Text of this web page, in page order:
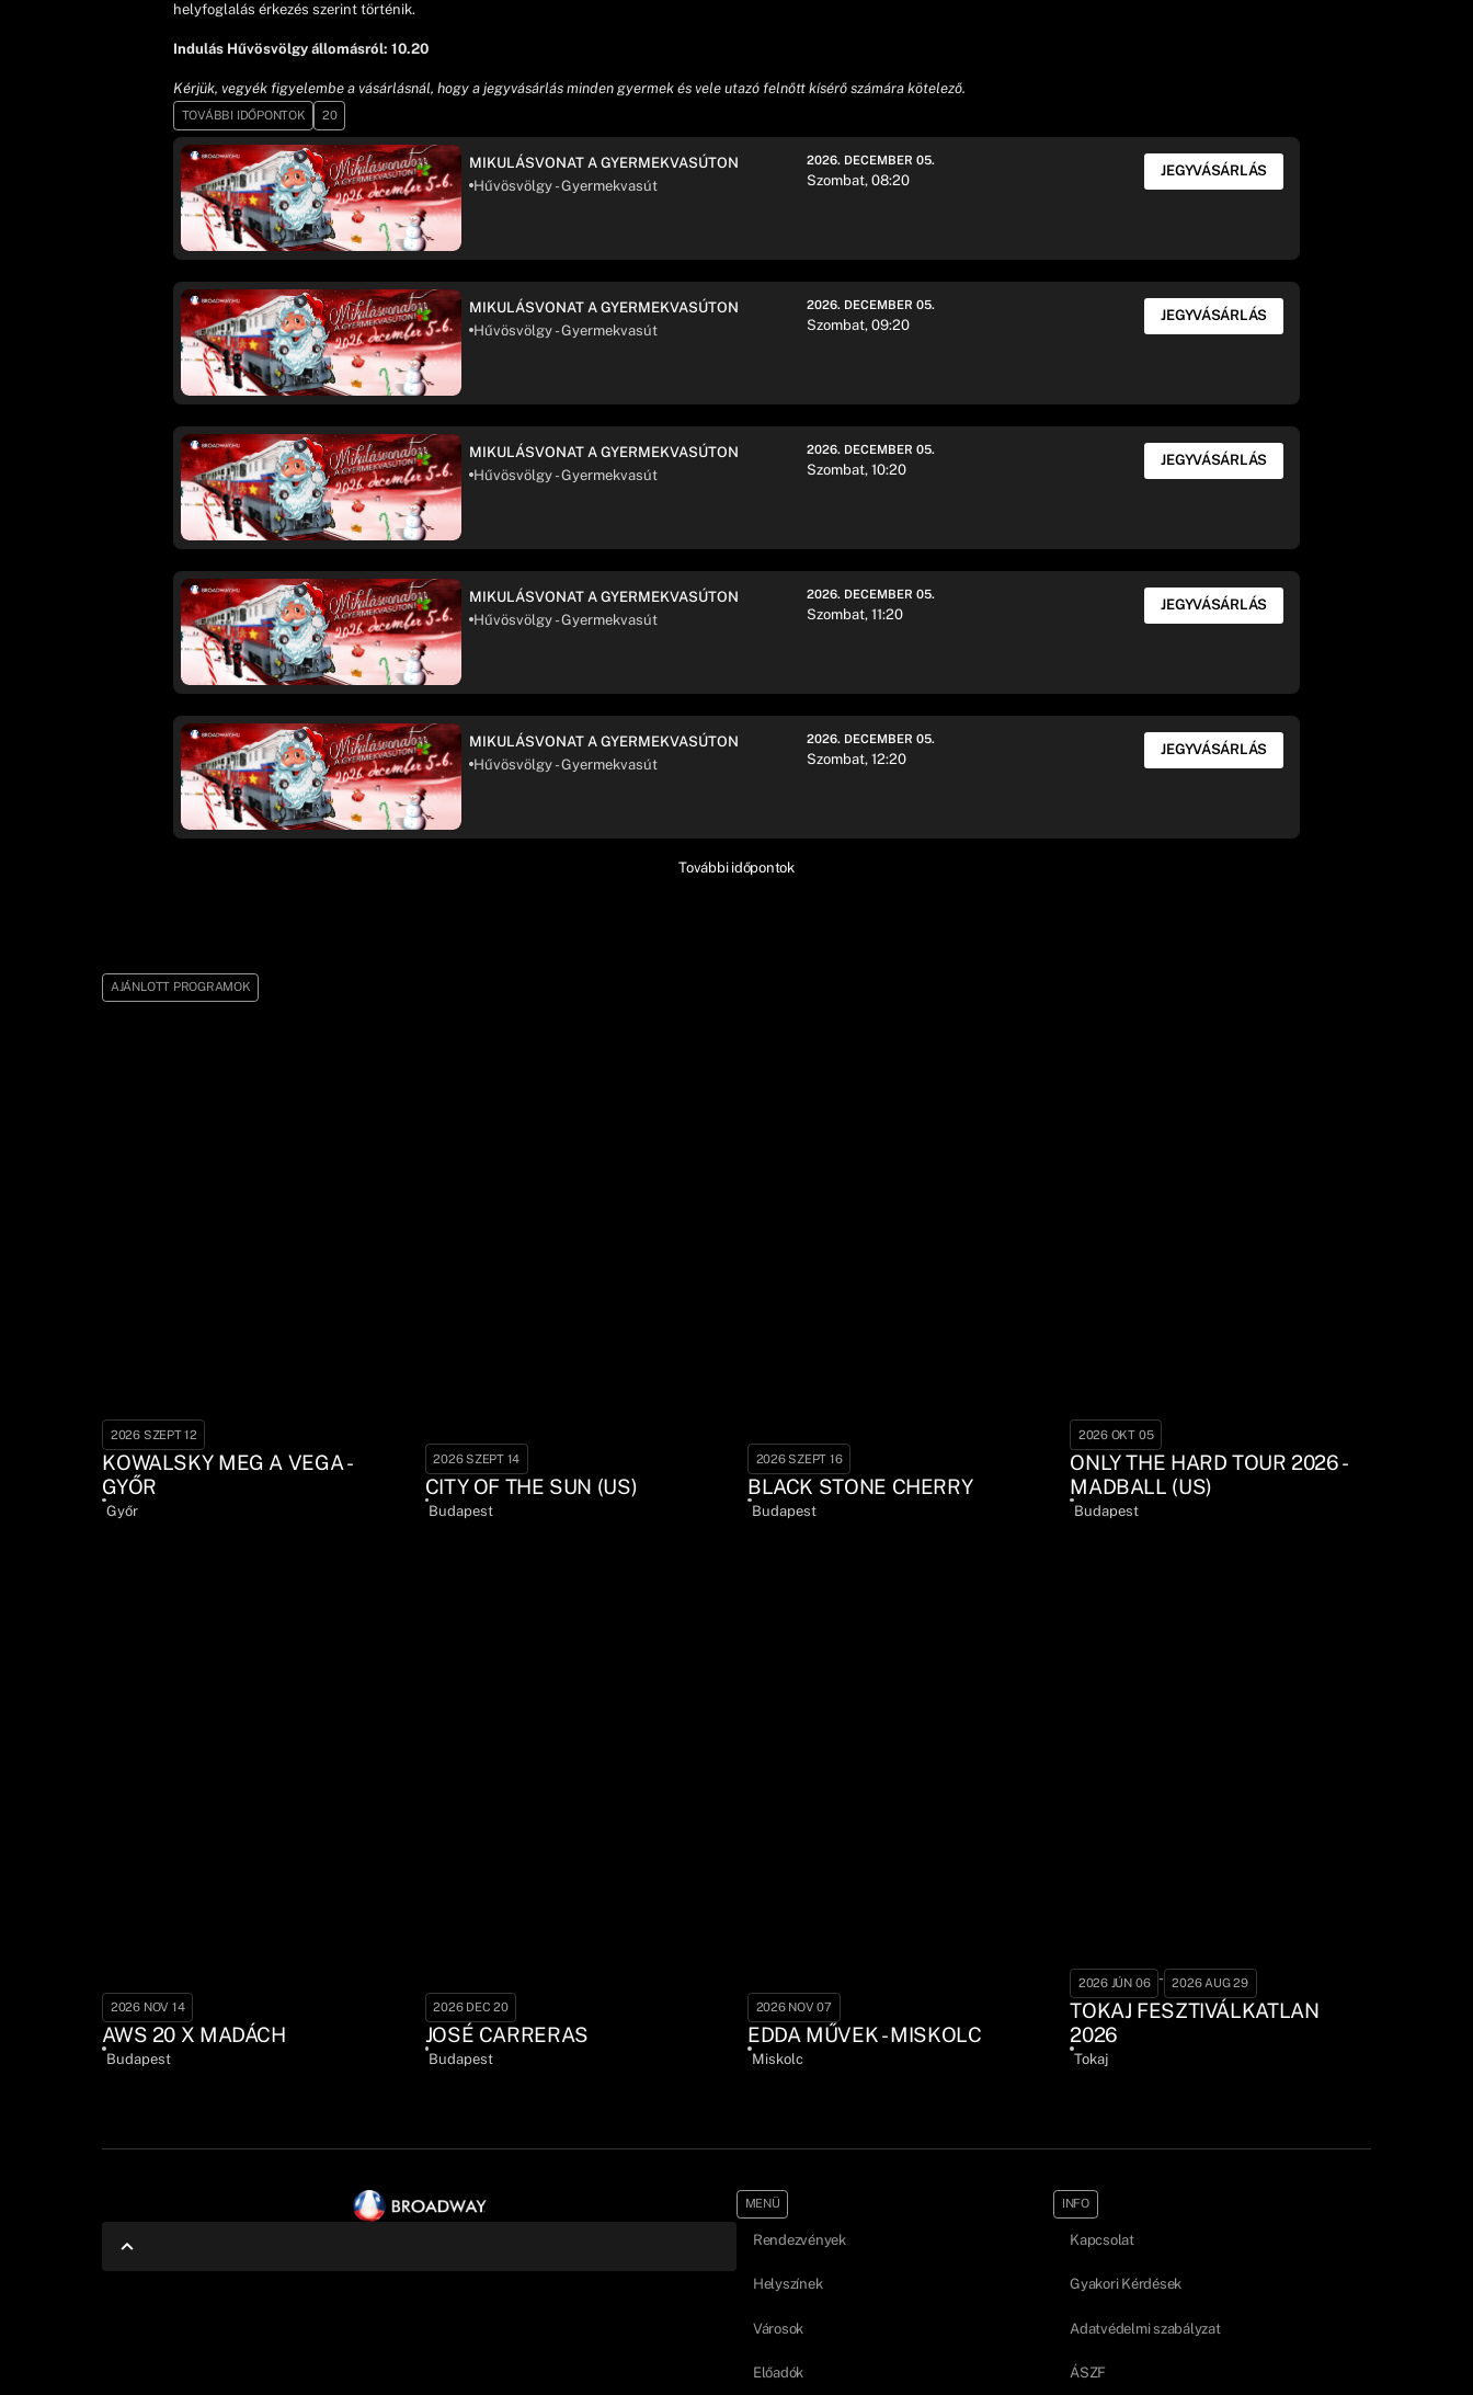
helyfoglalás érkezés szerint történik.
Indulás Hűvösvölgy állomásról: 10.20
Kérjük, vegyék figyelembe a vásárlásnál, hogy a jegyvásárlás minden gyermek és vele utazó felnőtt kísérő számára kötelező.
TOVÁBBI IDŐPONTOK 20
MIKULÁSVONAT A GYERMEKVASÚTON
Hűvösvölgy - Gyermekvasút
2026. DECEMBER 05.
Szombat, 08:20
JEGYVÁSÁRLÁS
MIKULÁSVONAT A GYERMEKVASÚTON
Hűvösvölgy - Gyermekvasút
2026. DECEMBER 05.
Szombat, 09:20
JEGYVÁSÁRLÁS
MIKULÁSVONAT A GYERMEKVASÚTON
Hűvösvölgy - Gyermekvasút
2026. DECEMBER 05.
Szombat, 10:20
JEGYVÁSÁRLÁS
MIKULÁSVONAT A GYERMEKVASÚTON
Hűvösvölgy - Gyermekvasút
2026. DECEMBER 05.
Szombat, 11:20
JEGYVÁSÁRLÁS
MIKULÁSVONAT A GYERMEKVASÚTON
Hűvösvölgy - Gyermekvasút
2026. DECEMBER 05.
Szombat, 12:20
JEGYVÁSÁRLÁS
További időpontok
AJÁNLOTT PROGRAMOK
2026 SZEPT 12
KOWALSKY MEG A VEGA -
GYŐR
Győr
2026 SZEPT 14
CITY OF THE SUN (US)
Budapest
2026 SZEPT 16
BLACK STONE CHERRY
Budapest
2026 OKT 05
ONLY THE HARD TOUR 2026 -
MADBALL (US)
Budapest
2026 NOV 14
AWS 20 X MADÁCH
Budapest
2026 DEC 20
JOSÉ CARRERAS
Budapest
2026 NOV 07
EDDA MŰVEK - MISKOLC
Miskolc
2026 JÚN 06 - 2026 AUG 29
TOKAJ FESZTIVÁLKATLAN
2026
Tokaj
MENÜ
Rendezvények
Helyszínek
Városok
Előadók
INFO
Kapcsolat
Gyakori Kérdések
Adatvédelmi szabályzat
ÁSZF